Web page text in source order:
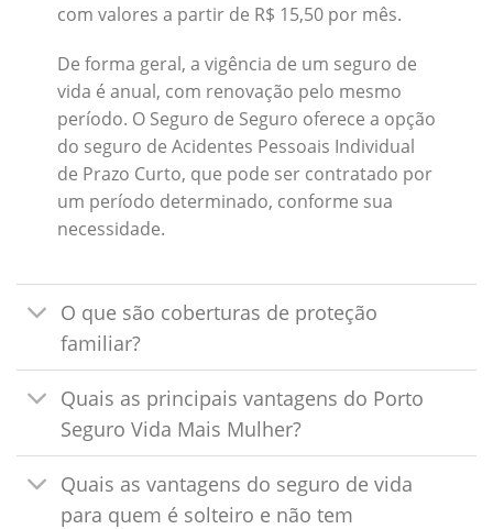
com valores a partir de R$ 15,50 por mês.
De forma geral, a vigência de um seguro de
vida é anual, com renovação pelo mesmo
período. O Seguro de Seguro oferece a opção
do seguro de Acidentes Pessoais Individual
de Prazo Curto, que pode ser contratado por
um período determinado, conforme sua
necessidade.
O que são coberturas de proteção
familiar?
Quais as principais vantagens do Porto
Seguro Vida Mais Mulher?
Quais as vantagens do seguro de vida
para quem é solteiro e não tem